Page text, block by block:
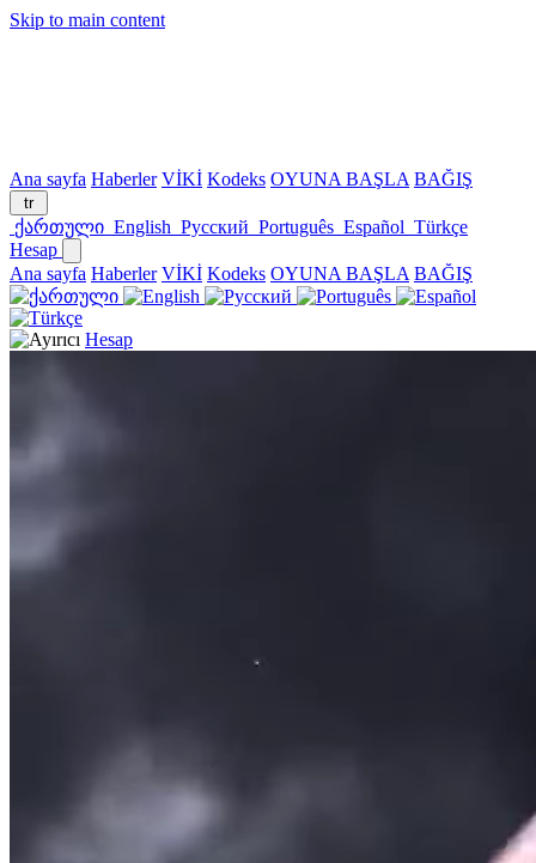
Skip to main content
Ana sayfa Haberler VİKİ Kodeks OYUNA BAŞLA BAĞIŞ
tr
ქართული English Русский Português Español Türkçe
Hesap
Ana sayfa Haberler VİKİ Kodeks OYUNA BAŞLA BAĞIŞ
Hesap